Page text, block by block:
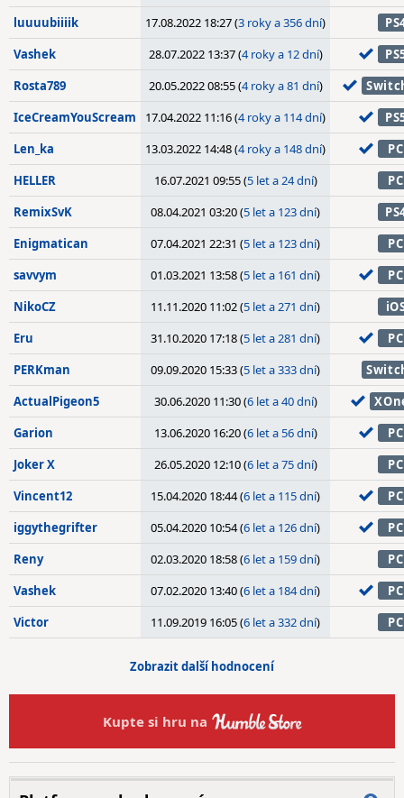
luuuubiiiik
17.08.2022 18:27 (3 roky a 356 dní)
Vashek
28.07.2022 13:37 (4 roky a 12 dní)
Rosta789
20.05.2022 08:55 (4 roky a 81 dní)
IceCreamYouScream
17.04.2022 11:16 (4 roky a 114 dní)
Len_ka
13.03.2022 14:48 (4 roky a 148 dní)
PC
HELLER
16.07.2021 09:55 (5 let a 24 dní)
PC
RemixSvK
08.04.2021 03:20 (5 let a 123 dní)
Enigmatican
07.04.2021 22:31 (5 let a 123 dní)
PC
savvym
01.03.2021 13:58 (5 let a 161 dní)
PC
NikoCZ
11.11.2020 11:02 (5 let a 271 dní)
Eru
31.10.2020 17:18 (5 let a 281 dní)
PC
PERKman
09.09.2020 15:33 (5 let a 333 dní)
ActualPigeon5
30.06.2020 11:30 (6 let a 40 dní)
Garion
13.06.2020 16:20 (6 let a 56 dní)
PC
Joker X
26.05.2020 12:10 (6 let a 75 dní)
PC
Vincent12
15.04.2020 18:44 (6 let a 115 dní)
PC
iggythegrifter
05.04.2020 10:54 (6 let a 126 dní)
PC
Reny
02.03.2020 18:58 (6 let a 159 dní)
PC
Vashek
07.02.2020 13:40 (6 let a 184 dní)
PC
Victor
11.09.2019 16:05 (6 let a 332 dní) PC
Zobrazit další hodnocení
Kupte si hru na